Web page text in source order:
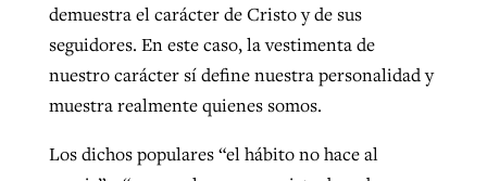
demuestra el carácter de Cristo y de sus
seguidores. En este caso, la vestimenta de
nuestro carácter sí define nuestra personalidad y
muestra realmente quienes somos.
Los dichos populares “el hábito no hace al